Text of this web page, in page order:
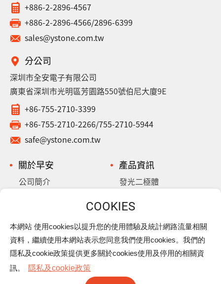
本網站 使用cookies以提升您的使用體驗及統計網路流量相關
資料，繼續使用本網站表示您同意我們使用cookies。我們的
隱私及cookie政策提供更多關於cookies使用及停用的相關資
訊。
隱私及cookie政策
+886-2-2896-4567
+886-2-2896-4566/2896-6399
sales@ystone.com.tw
分公司
深圳市全安電子有限公司
廣東省深圳市光明區芳園路550號伯尼大廈9E
+86-755-2710-3399
+86-755-2710-2266/755-2710-5944
safe@ystone.com.tw
關於早安
公司簡介
產品資訊
發光二極體
超/金電容
最新消息
下載專區
聯絡我們
樂活早安
隱私權政策